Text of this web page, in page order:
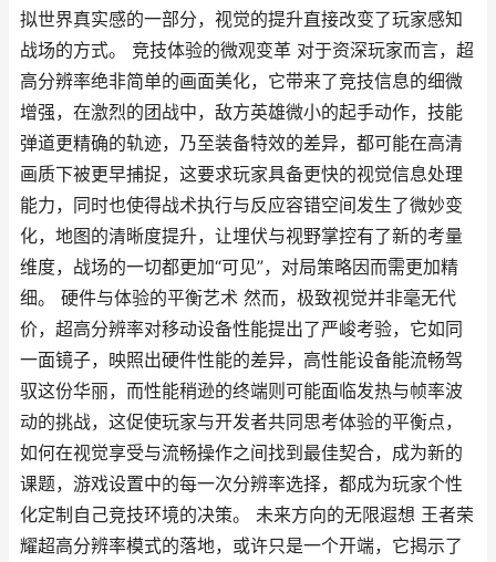
拟世界真实感的一部分，视觉的提升直接改变了玩家感知
战场的方式。 竞技体验的微观变革 对于资深玩家而言，超
高分辨率绝非简单的画面美化，它带来了竞技信息的细微
增强，在激烈的团战中，敌方英雄微小的起手动作，技能
弹道更精确的轨迹，乃至装备特效的差异，都可能在高清
画质下被更早捕捉，这要求玩家具备更快的视觉信息处理
能力，同时也使得战术执行与反应容错空间发生了微妙变
化，地图的清晰度提升，让埋伏与视野掌控有了新的考量
维度，战场的一切都更加“可见”，对局策略因而需更加精
细。 硬件与体验的平衡艺术 然而，极致视觉并非毫无代
价，超高分辨率对移动设备性能提出了严峻考验，它如同
一面镜子，映照出硬件性能的差异，高性能设备能流畅驾
驭这份华丽，而性能稍逊的终端则可能面临发热与帧率波
动的挑战，这促使玩家与开发者共同思考体验的平衡点，
如何在视觉享受与流畅操作之间找到最佳契合，成为新的
课题，游戏设置中的每一次分辨率选择，都成为玩家个性
化定制自己竞技环境的决策。 未来方向的无限遐想 王者荣
耀超高分辨率模式的落地，或许只是一个开端，它揭示了